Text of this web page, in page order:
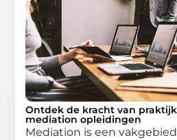
Ontdek de kracht van
mediation opleidingen
Mediation is een